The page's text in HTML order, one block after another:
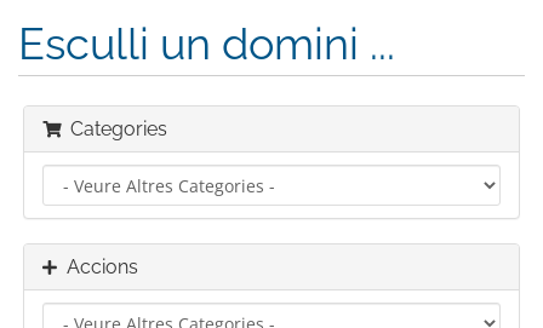
Esculli un domini ...
Categories
Accions